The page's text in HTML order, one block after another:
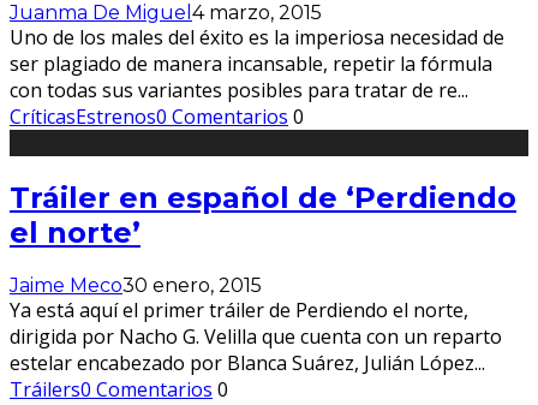
Juanma De Miguel 4 marzo, 2015
Uno de los males del éxito es la imperiosa necesidad de
ser plagiado de manera incansable, repetir la fórmula
con todas sus variantes posibles para tratar de re...
CríticasEstrenos0 Comentarios 0
Tráiler en español de ‘Perdiendo
el norte’
Jaime Meco30 enero, 2015
Ya está aquí el primer tráiler de Perdiendo el norte,
dirigida por Nacho G. Velilla que cuenta con un reparto
estelar encabezado por Blanca Suárez, Julián López...
Tráilers0 Comentarios 0